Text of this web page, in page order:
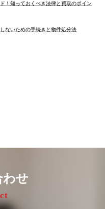
！知っておくべき法律と買取のポイン
ないための手続きと物件処分法
わせ